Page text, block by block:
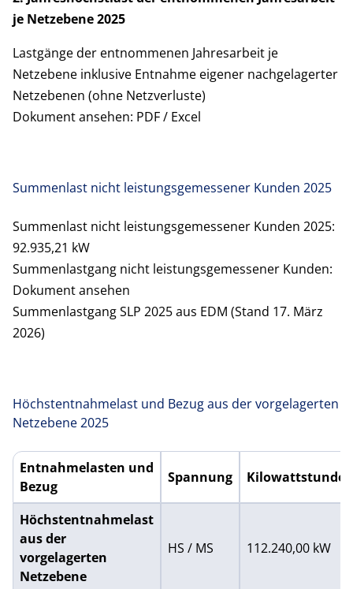
je Netzebene 2025
Lastgänge der entnommenen Jahresarbeit je
Netzebene inklusive Entnahme eigener nachgelagerter
Netzebenen (ohne Netzverluste)
Dokument ansehen: PDF/ Excel
Summenlast nicht leistungsgemessener Kunden 2025
Summenlast nicht leistungsgemessener Kunden 2025:
92.935,21 kW
Summenlastgang nicht leistungsgemessener Kunden:
Dokument ansehen
Summenlastgang SLP 2025 aus EDM (Stand 17. März
2026)
Höchstentnahmelast und Bezug aus der vorgelagerten
Netzebene 2025
Höchstentnahmelast und Bezug aus der
Entnahmelasten und
Bezug
Spannung
Höchstentnahmelast
aus der
vorgelagerten
Netzebene
HS / MS 112.240,00 kW